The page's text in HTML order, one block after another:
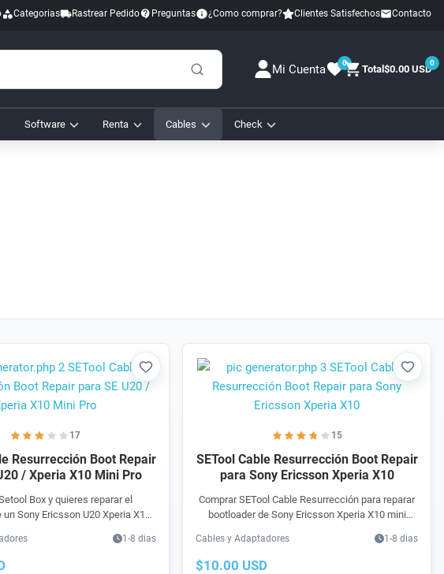
Categorias Rastrear Pedido Preguntas ¿Como comprar? Clientes Satisfechos Contacto
Mi Cuenta 0 Total$0.00 USD0
Software Renta Cables Check
Favorito
17
Resurrección Boot Repair
/ Xperia X10 Mini Pro
Box y quieres reparar el
un Sony Ericsson U20 Xperia X10
SETool Cable Resurrección
de Sony Ericsson U20
1-8 dias
15
SETool Cable Resurrección Boot Repair
para Sony Ericsson Xperia X10
Comprar SETool Cable Resurrección para reparar
bootloader de Sony Ericsson Xperia X10 mini
de inicio.
Cables y Adaptadores 1-8 dias
$10.00 USD